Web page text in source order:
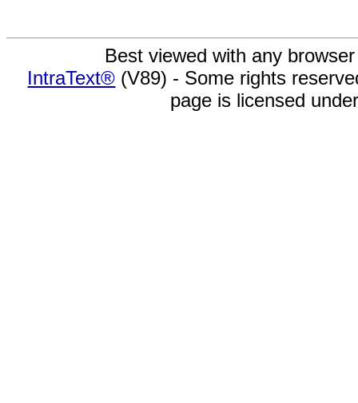
Best viewed with any
IntraText® (V89) - Some rights
page is licensed